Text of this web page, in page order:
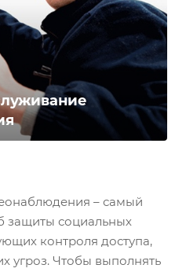
– самый
защиты социальных
контроля доступа,
угроз. Чтобы выполнять